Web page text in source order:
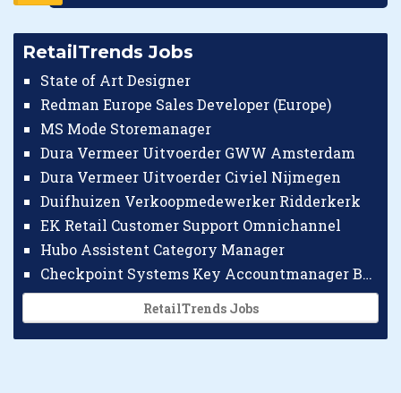
RetailTrends Jobs
State of Art Designer
Redman Europe Sales Developer (Europe)
MS Mode Storemanager
Dura Vermeer Uitvoerder GWW Amsterdam
Dura Vermeer Uitvoerder Civiel Nijmegen
Duifhuizen Verkoopmedewerker Ridderkerk
EK Retail Customer Support Omnichannel
Hubo Assistent Category Manager
Checkpoint Systems Key Accountmanager Benelux
RetailTrends Jobs